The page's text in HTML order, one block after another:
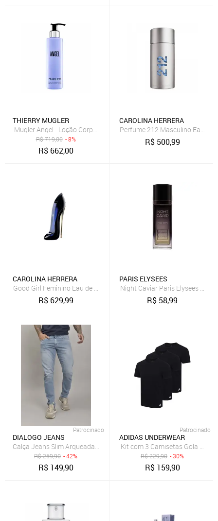
THIERRY MUGLER
Mugler Angel - Loção Corporal 200ml
R$719,00 - 8%
R$ 662,00
CAROLINA HERRERA
Perfume 212 Masculino Eau de
R$ 500,99
CAROLINA HERRERA
Good Girl Feminino Eau de Parfum 150ML
R$ 629,99
PARIS ELYSEES
Night Caviar Paris Elysees
R$ 58,99
Patrocinado
DIALOGO JEANS
Calça Jeans Slim Arqueada Masculina Lavagem Clara Dialogo jeans
R$259,90 - 42%
R$ 149,90
Patrocinado
ADIDAS UNDERWEAR
Kit com 3 Camisetas Gola
R$229,90 - 30%
R$ 159,90